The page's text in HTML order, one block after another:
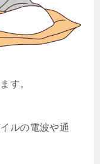
す。
ルの電波や通